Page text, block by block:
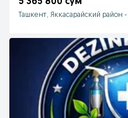
Ташкент, Яккасарайский район -